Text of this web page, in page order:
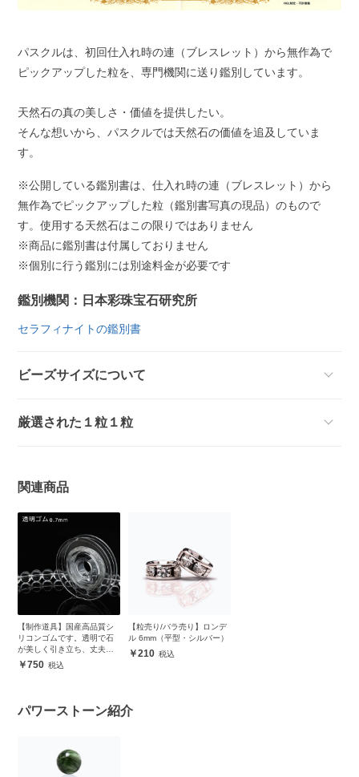
パスクルは、初回仕入れ時の連（ブレスレット）から無作為で
ピックアップした粒を、専門機関に送り鑑別しています。
天然石の真の美しさ・価値を提供したい。
そんな想いから、パスクルでは天然石の価値を追及していま
す。
※公開している鑑別書は、仕入れ時の連（ブレスレット）から
無作為でピックアップした粒（鑑別書写真の現品）のもので
す。使用する天然石はこの限りではありません
※商品に鑑別書は付属しておりません
※個別に行う鑑別には別途料金が必要です
鑑別機関：日本彩珠宝石研究所
セラフィナイトの鑑別書
ビーズサイズについて
厳選された１粒１粒
関連商品
【制作道具】国産高品質シ
リコンゴムです。透明で石
が美しく引き立ち、丈夫で
安心750
【粒売り/バラ売り】ロンデ
ル 6mm（平型・シルバー）
210
パワーストーン紹介